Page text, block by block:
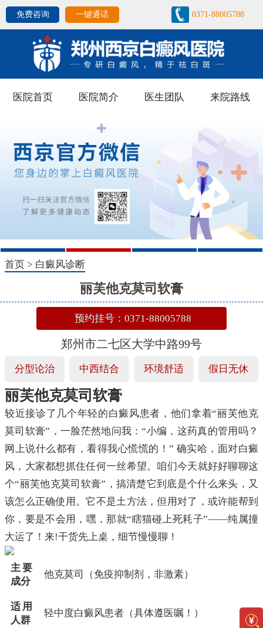
免费咨询 一键通话 0371-88005788
医院首页 医院简介 医生团队 来院路线
1 2 3 4
首页 > 白癜风诊断
丽芙他克莫司软膏
预约挂号：0371-88005788
郑州市二七区大学中路99号
分型论治 中西结合 环境舒适 假日无休
丽芙他克莫司软膏
较近接诊了几个年轻的白癜风患者，他们拿着“丽芙他克
莫司软膏”，一脸茫然地问我：“小编，这药真的管用吗？
网上说什么都有，看得我心慌慌的！” 确实哈，面对白癜
风，大家都想抓住任何一丝希望。咱们今天就好好聊聊这
个“丽芙他克莫司软膏”，搞清楚它到底是个什么来头，又
该怎么正确使用。它不是土方法，但用对了，或许能帮到
你，要是不会用，嘿，那就“瞎猫碰上死耗子”——纯属撞
大运了！来!干货先上桌，细节慢慢聊！
主要
成分
他克莫司（免疫抑制剂，非激素）
适用
人群
轻中度白癜风患者（具体遵医嘱！）